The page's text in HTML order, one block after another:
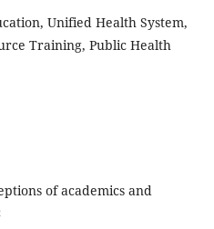
Unified Health System,
Training, Public Health
of academics and